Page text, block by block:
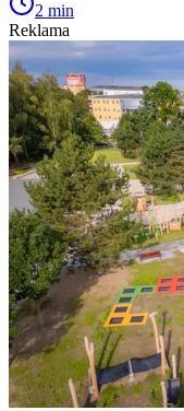
2 min
Reklama